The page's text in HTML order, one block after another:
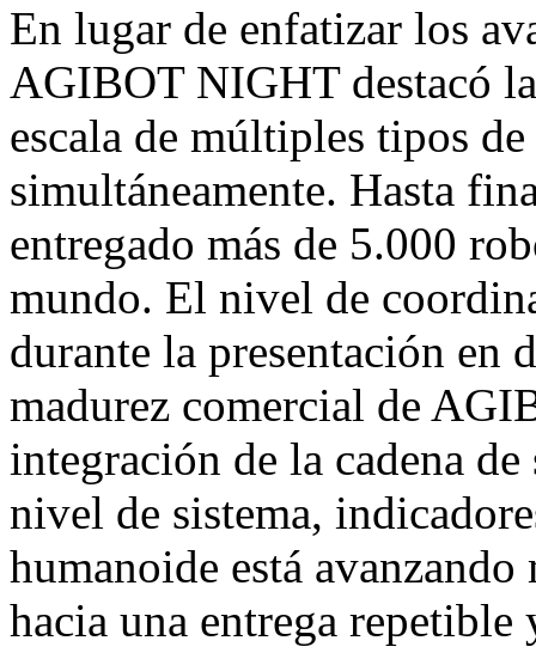
En lugar de enfatizar los
AGIBOT NIGHT destacó
escala de múltiples tipos
simultáneamente. Hasta
entregado más de 5.000
mundo. El nivel de
durante la presentación en
madurez comercial de
integración de la cadena
nivel de sistema,
humanoide está
hacia una entrega repetible